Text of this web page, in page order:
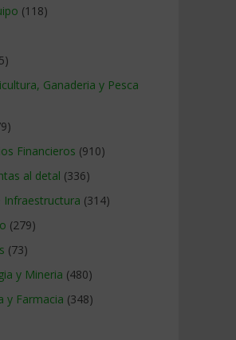
(118)
Ganaderia y Pesca
Financieros (910)
al detal (336)
Infraestructura (314)
(279)
(73)
y Mineria (480)
y Farmacia (348)